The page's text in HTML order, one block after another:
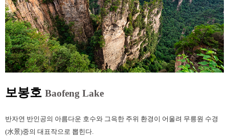
보봉호 Baofeng Lake
반자연 반인공의 아름다운 호수와 그윽한 주위 환경이 어울려 무릉원 수경
(水景)중의 대표작으로 뽑힌다.